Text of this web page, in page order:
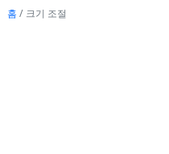
홈 / 크기 조절